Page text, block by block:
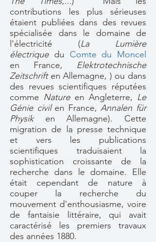
contributions les plus sérieuses
étaient publiées dans des revues
spécialisée dans le domaine de
l'électricité (La Lumière
électriquedu Comte du Moncel
en France, Elektrotechnische
Zeitschriften Allemagne, ) ou dans
des revues scientifiques réputées
comme Natureen Angleterre, Le
Génie civilen France,Annalen für
Physiken Allemagne). Cette
migration de la presse technique
et vers les publications
scientifiques traduisaient la
sophistication croissante de la
recherche dans le domaine. Elle
était cependant de nature à
couper la recherche du
mouvement d'enthousiasme, voire
de fantaisie littéraire, qui avait
caractérisé les premiers travaux
des années 1880.